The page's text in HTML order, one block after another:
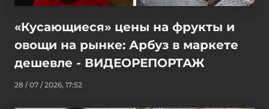
«Кусающиеся» цены на фрукты и
овощи на рынке: Арбуз в маркете
дешевле - ВИДЕОРЕПОРТАЖ
28 / 07 / 2026, 17:52